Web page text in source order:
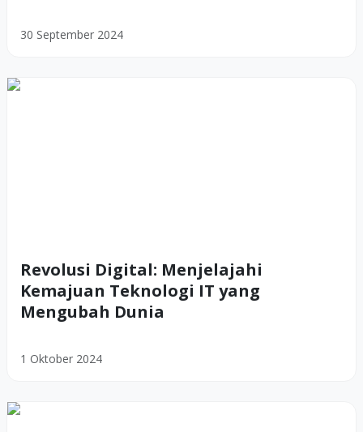
30 September 2024
Revolusi Digital: Menjelajahi
Kemajuan Teknologi IT yang
Mengubah Dunia
1 Oktober 2024